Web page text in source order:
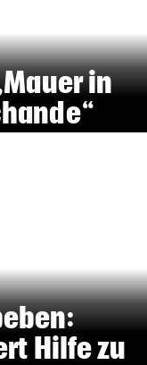
in
Hilfe zu